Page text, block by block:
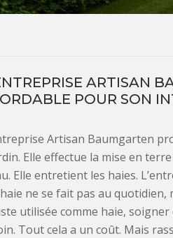
ARTISAN
POUR SON
Artisan Baumgarten
Elle effectue la mise en
Elle entretient les haies.
haie ne se fait pas au
utilisée comme haie,
Tout cela a un coût. Mais